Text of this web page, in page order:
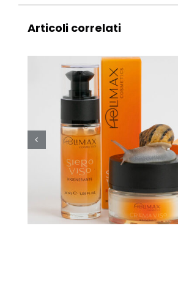
Articoli correlati
HELIMAX: foto
shop online di
di